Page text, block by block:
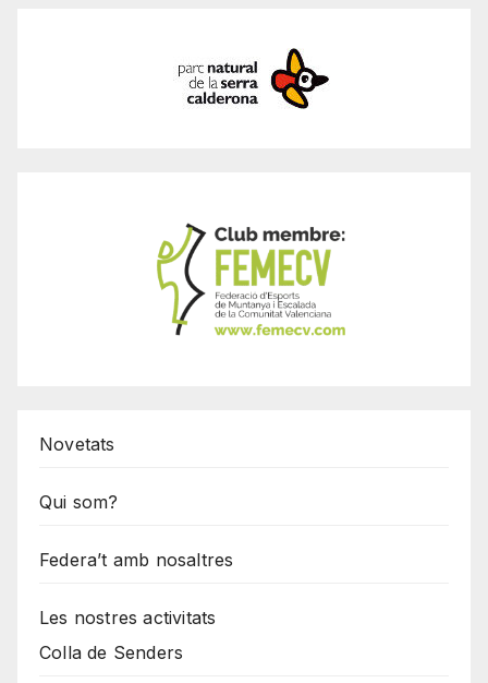
Novetats
Qui som?
Federa’t amb nosaltres
Les nostres activitats
Colla de Senders